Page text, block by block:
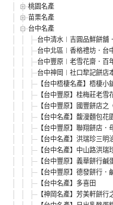
桃園名產
苗栗名產
台中名產
台中清水︱吉圓品鮮餅舖
台中北區︱香格禮坊．台
台中豐原︱老雪花齋．百
台中神岡︱社口犂記餅店
【台中梧棲名產】梧棲
【台中豐原】桂梅莊老
【台中豐原】國豐餅店之
【台中名產】馥漫麵包花
【台中豐原】聯翔餅店．
【台中名產】洪瑞珍三明
【台中名產】中山路洪瑞
【台中豐原】義華餅行鹹
【台中豐原】德發餅行．
【台中名產】多喜田
【神岡名產】芳美軒餅行